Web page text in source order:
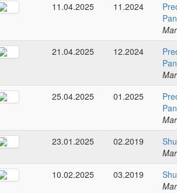
11.04.2025
11.2024
21.04.2025
12.2024
25.04.2025
01.2025
23.01.2025
02.2019
10.02.2025
03.2019